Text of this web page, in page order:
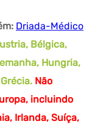
Driada-Médico
Bélgica,
Hungria,
Não
incluindo
Irlanda, Suíça,